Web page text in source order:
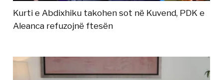
Kurti e Abdixhiku takohen sot në Kuvend, PDK e
Aleanca refuzojnë ftesën